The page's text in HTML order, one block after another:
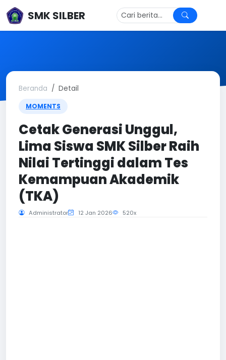
SMK SILBER
Beranda Detail
MOMENTS
Cetak Generasi Unggul,
Lima Siswa SMK Silber Raih
Nilai Tertinggi dalam Tes
Kemampuan Akademik
(TKA)
Administrator 12 Jan 2026 520x